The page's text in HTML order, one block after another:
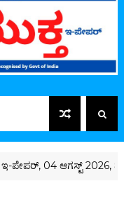
2026, ಮಂಗಳವಾರ